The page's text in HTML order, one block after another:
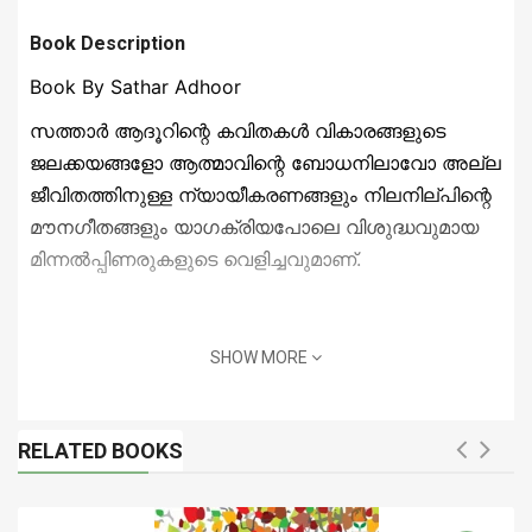
Book Description
Book By Sathar Adhoor
സത്താര്‍ ആദൂറിന്റെ കവിതകള്‍ വികാരങ്ങളുടെ
ജലക്കയങ്ങളോ ആത്മാവിന്റെ ബോധനിലാവോ അല്ല
ജീവിതത്തിനുള്ള ന്യായീകരണങ്ങളും നിലനില്പിന്റെ
മൗനഗീതങ്ങളും യാഗക്രിയപോലെ വിശുദ്ധവുമായ
മിന്നല്‍പ്പിണരുകളുടെ വെളിച്ചവുമാണ്.
SHOW MORE
RELATED BOOKS